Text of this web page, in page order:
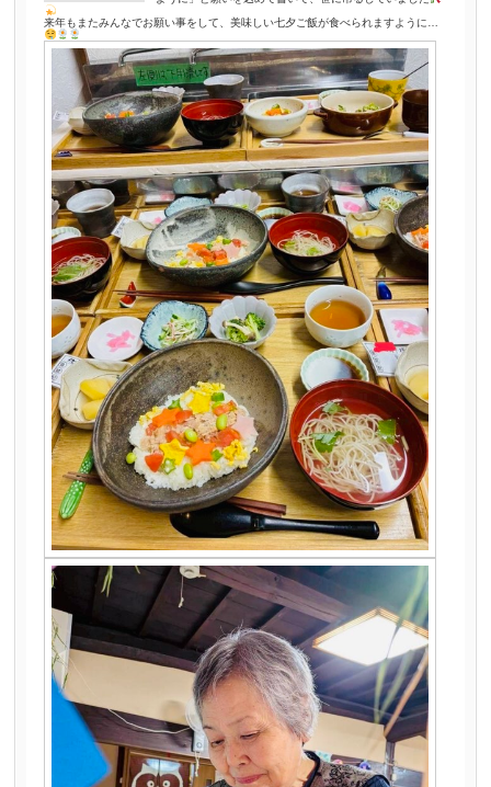
来年もまたみんなでお願い事をして、美味しい七夕ご飯が食べられますように…